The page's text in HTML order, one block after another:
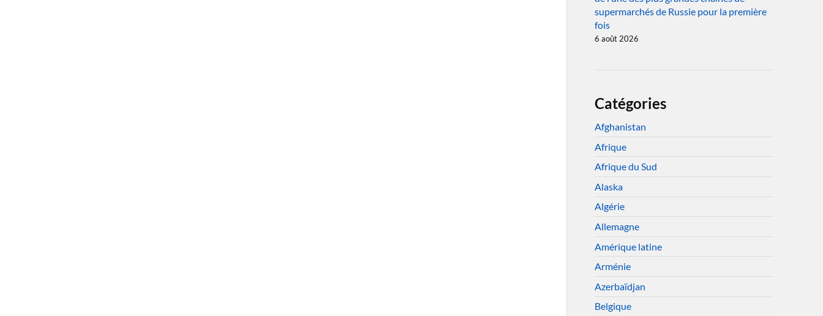
supermarchés de Russie pour la première
fois
6 août 2026
Catégories
Afghanistan
Afrique
Afrique du Sud
Alaska
Algérie
Allemagne
Amérique latine
Arménie
Azerbaïdjan
Belgique